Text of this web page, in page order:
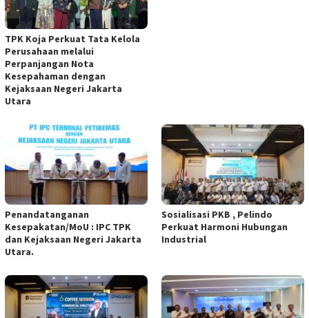
TPK Koja Perkuat Tata Kelola
Perusahaan melalui
Perpanjangan Nota
Kesepahaman dengan
Kejaksaan Negeri Jakarta
Utara ‎
‎Penandatanganan
Kesepakatan/MoU : IPC TPK
dan Kejaksaan Negeri Jakarta
Utara.
Sosialisasi PKB , Pelindo
Perkuat Harmoni Hubungan
Industrial